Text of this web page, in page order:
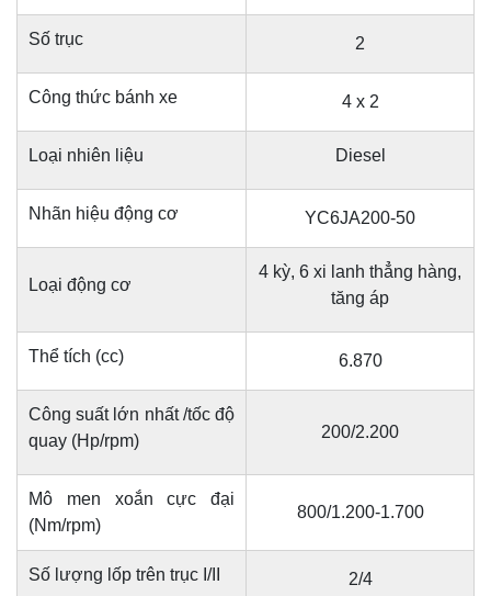
Số trục 2
Công thức bánh xe 4 x 2
Loại nhiên liệu Diesel
Nhãn hiệu động cơ YC6JA200-50
Loại động cơ
4 kỳ, 6 xi lanh thẳng hàng,
tăng áp
Thể tích (cc) 6.870
Công suất lớn nhất /tốc độ
quay (Hp/rpm)
200/2.200
Mô men xoắn cực đại
(Nm/rpm)
800/1.200-1.700
Số lượng lốp trên trục I/II 2/4